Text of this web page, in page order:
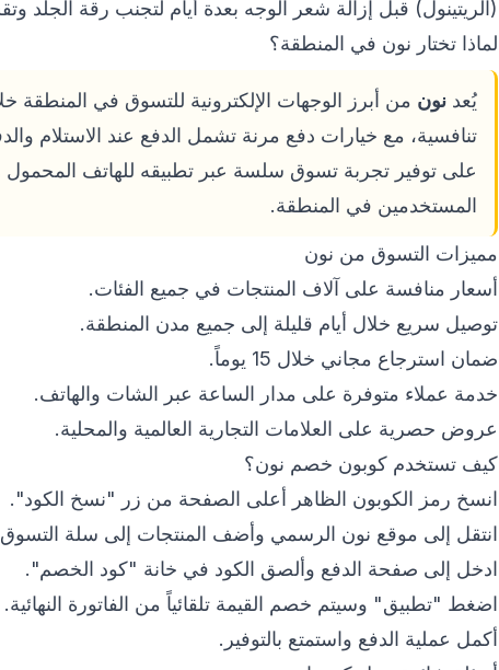
(الريتينول) قبل إزالة شعر الوجه بعدة أيام لتجنب رقة الجلد
لماذا تختار نون في المنطقة؟
يُعد نون
تنافسية، مع خيارات دفع مرنة تشمل الدفع عند الاستلام
على توفير تجربة تسوق سلسة عبر تطبيقه للهاتف المحمول
المستخدمين في المنطقة.
مميزات التسوق من نون
أسعار منافسة على آلاف المنتجات في جميع الفئات.
توصيل سريع خلال أيام قليلة إلى جميع مدن المنطقة.
ضمان استرجاع مجاني خلال 15 يوماً.
خدمة عملاء متوفرة على مدار الساعة عبر الشات والهاتف.
عروض حصرية على العلامات التجارية العالمية والمحلية.
كيف تستخدم كوبون خصم نون؟
انسخ رمز الكوبون الظاهر أعلى الصفحة من زر "نسخ الكود".
انتقل إلى موقع نون الرسمي وأضف المنتجات إلى سلة
ادخل إلى صفحة الدفع وألصق الكود في خانة "كود الخصم".
اضغط "تطبيق" وسيتم خصم القيمة تلقائياً من الفاتورة النهائية.
أكمل عملية الدفع واستمتع بالتوفير.